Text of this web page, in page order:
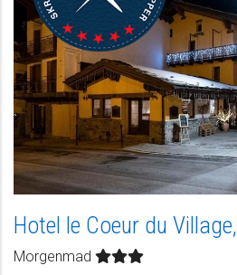
Hotel le Coeur du Village,
Morgenmad